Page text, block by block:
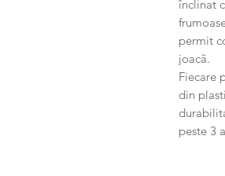
înclinat
permit
joacă.
Fiecare
din
peste 3